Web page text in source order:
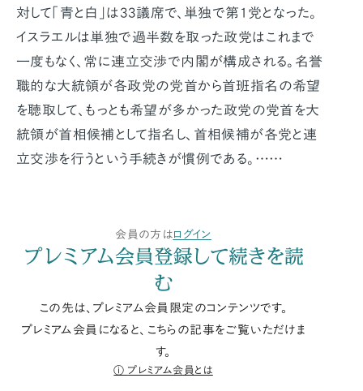
対して「青と白」は33議席で、単独で第1党となった。
イスラエルは単独で過半数を取った政党はこれまで
一度もなく、常に連立交渉で内閣が構成される。名誉
職的な大統領が各政党の党首から首班指名の希望
を聴取して、もっとも希望が多かった政党の党首を大
統領が首相候補として指名し、首相候補が各党と連
立交渉を行うという手続きが慣例である。……
会員の方はログイン
プレミアム会員登録して続きを読
む
この先は、プレミアム会員限定のコンテンツです。
プレミアム会員になると、こちらの記事をご覧いただけま
す。
プレミアム会員とは